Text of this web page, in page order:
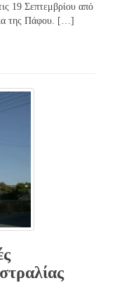
19 Σεπτεμβρίου από
της Πάφου. […]